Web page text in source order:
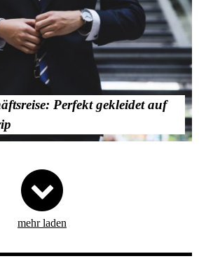
Perfekt gekleidet auf
mehr laden